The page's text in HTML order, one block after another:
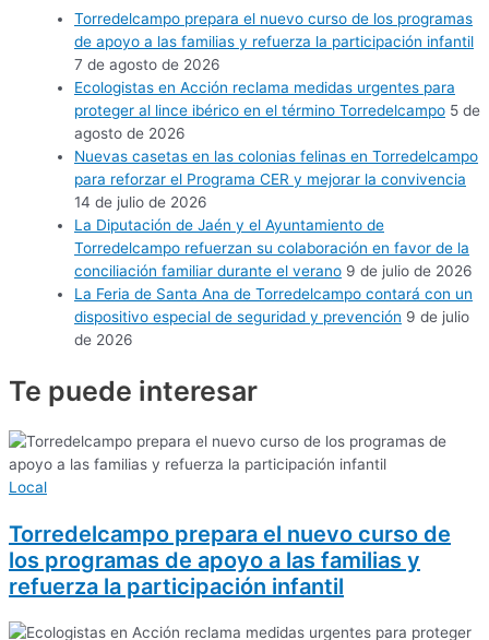
Torredelcampo prepara el nuevo curso de los programas
de apoyo a las familias y refuerza la participación infantil
7 de agosto de 2026
Ecologistas en Acción reclama medidas urgentes para
proteger al lince ibérico en el término Torredelcampo 5 de
agosto de 2026
Nuevas casetas en las colonias felinas en Torredelcampo
para reforzar el Programa CER y mejorar la convivencia
14 de julio de 2026
La Diputación de Jaén y el Ayuntamiento de
Torredelcampo refuerzan su colaboración en favor de la
conciliación familiar durante el verano 9 de julio de 2026
La Feria de Santa Ana de Torredelcampo contará con un
dispositivo especial de seguridad y prevención 9 de julio
de 2026
Te puede interesar
Local
Torredelcampo prepara el nuevo curso de
los programas de apoyo a las familias y
refuerza la participación infantil